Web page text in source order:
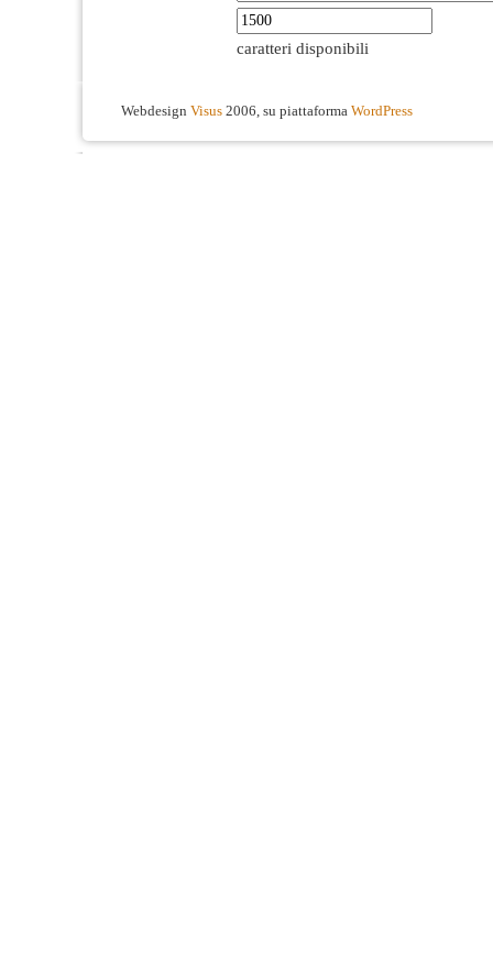
caratteri disponibili
Webdesign Visus 2006, su piattaforma WordPress